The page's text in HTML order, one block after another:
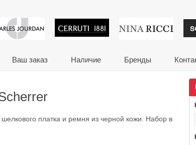
и
Ваш заказ Наличие Бренды
платка и ремня из черной кожи. Набор в